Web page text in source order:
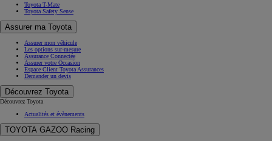
Toyota T-Mate
Toyota Safety Sense
Assurer ma Toyota
Assurer mon véhicule
Les options sur-mesure
Assurance Connectée
Assurer votre Occasion
Espace Client Toyota Assurances
Demander un devis
Découvrez Toyota
Découvrez Toyota
Actualités et évènements
TOYOTA GAZOO Racing